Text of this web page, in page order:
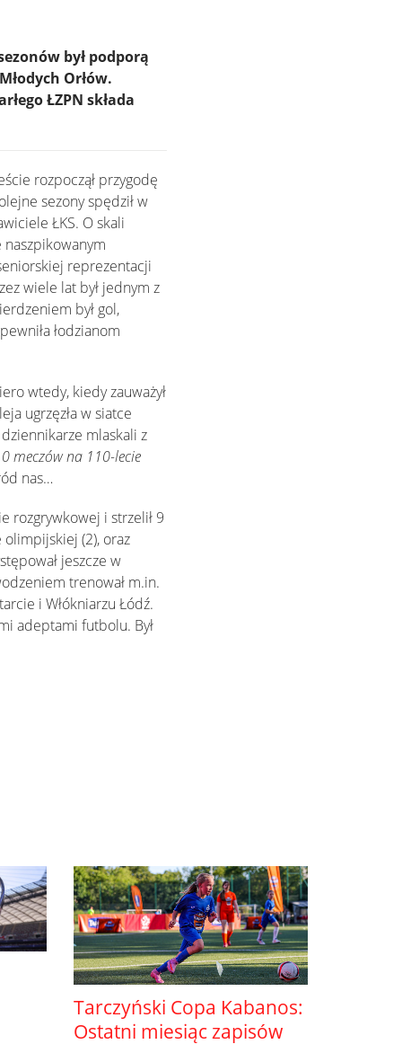
był podporą
Orłów.
ŁZPN składa
rozpoczął przygodę
sezony spędził w
ŁKS. O skali
reprezentacji
wiele lat był jednym z
był gol,
łodzianom
wtedy, kiedy zauważył
ugrzęzła w siatce
mlaskali z
meczów na 110-lecie
nas…
rozgrywkowej i strzelił 9
(2), oraz
jeszcze w
trenował m.in.
i Włókniarzu Łódź.
adeptami futbolu. Był
Tarczyński Copa Kabanos:
Ostatni miesiąc zapisów